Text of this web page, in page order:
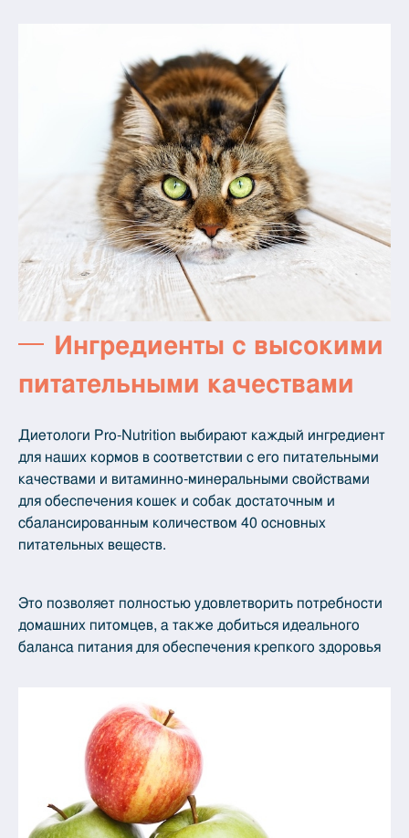
Ингредиенты с высокими
питательными качествами
Диетологи Pro-Nutrition выбирают каждый ингредиент
для наших кормов в соответствии с его питательными
качествами и витаминно-минеральными свойствами
для обеспечения кошек и собак достаточным и
сбалансированным количеством 40 основных
питательных веществ.
Это позволяет полностью удовлетворить потребности
домашних питомцев, а также добиться идеального
баланса питания для обеспечения крепкого здоровья